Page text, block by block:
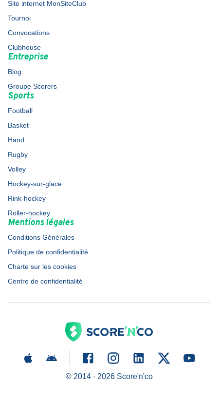
Site internet MonSiteClub
Tournoi
Convocations
Clubhouse
Entreprise
Blog
Groupe Scorers
Sports
Football
Basket
Hand
Rugby
Volley
Hockey-sur-glace
Rink-hockey
Roller-hockey
Mentions légales
Conditions Générales
Politique de confidentialité
Charte sur les cookies
Centre de confidentialité
© 2014 - 2026Score'n'co